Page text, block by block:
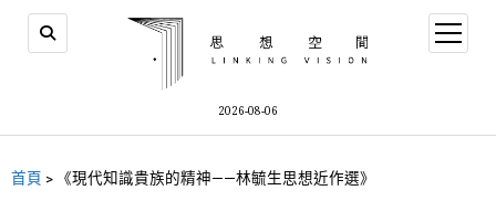
2026-08-06
首頁 > 《現代知識貴族的精神——林毓生思想近作選》